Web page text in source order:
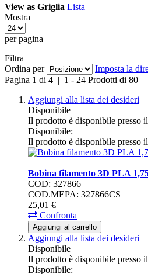
View as Griglia Lista
Mostra
per pagina
Filtra
Ordina per
Imposta la
Pagina 1 di 4 | 1 - 24 Prodotti di 80
Aggiungi alla lista dei desideri
Disponibile
Il prodotto è disponibile presso
Disponibile:
Il prodotto è disponibile presso
Bobina filamento 3D PLA
COD: 327866
COD.MEPA: 327866CS
25,01 €
Confronta
Aggiungi al carrello
Aggiungi alla lista dei desideri
Disponibile
Il prodotto è disponibile presso
Disponibile: